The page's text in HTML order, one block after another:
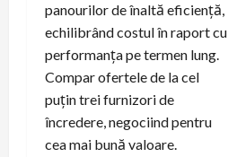
panourilor de înaltă eficiență,
echilibrând costul în raport cu
performanța pe termen lung.
Compar ofertele de la cel
puțin trei furnizori de
încredere, negociind pentru
cea mai bună valoare.